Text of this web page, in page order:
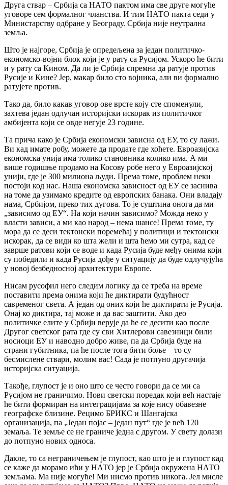
Друга ствар – Србија са НАТО пактом има све друге могуће
уговоре сем формалног чланства. И тим НАТО пакта седи у
Министарству одбране у Београду. Србија није неутрална
земља.
Што је најгоре, Србија је опредељена за један политичко-
економско-војни блок који је у рату са Русијом. Ускоро ће бити
и у рату са Кином. Да ли је Србија спремна да ратује против
Русије и Кине? Јер, макар било сто војника, али ви формално
ратујете против.
Тако да, било какав уговор ове врсте коју сте споменули,
захтева један одлучан историјски искорак из политичког
амбијента који се овде негује 23 године.
Та прича како је Србија економски зависна од ЕУ, то су лажи.
Ви кад имате робу, можете да продате где хоћете. Евроазијска
економска унија има толико становника колико има. А ми
више годишње продамо на Косову робе него у Евроазијској
унији, где је 300 милиона људи. Према томе, проблем неки
постоји код нас. Наша економска зависност од ЕУ се заснива
на томе да узимамо кредите од европских банака. Они владају
нама, Србијом, преко тих дугова. То је суштина онога да ми
„зависимо од ЕУ“. На који начин зависимо? Можда неко у
власти зависи, а ми као народ – нема шансе! Према томе, ту
мора да се деси тектонски поремећај у политици и тектонски
искорак, да се види ко шта жели и шта ћемо ми сутра, кад се
заврше ратови који се воде и када Русија буде међу онима који
су победили и када Русија дође у ситуацију да буде одлучујућа
у новој безбедносној архитектури Европе.
Нисам русофил него следим логику да се треба на време
поставити према онима који ће диктирати будућност
савременог света. А један од оних који ће диктирати је Русија.
Онај ко диктира, тај може и да вас заштити. Ако део
политичке елите у Србији верује да ће се десити као после
Другог светског рата где су сви Хитлерови савезници били
носиоци ЕУ и наводно добро живе, па да Србија буде на
страни губитника, па ће после тога бити боље – то су
бесмислене ствари, молим вас! Сада је потпуно другачија
историјска ситуација.
Такође, глупост је и оно што се често говори да се ми са
Русијом не граничимо. Нови светски поредак који већ настаје
ће бити формиран на интеграцијама за које нису обавезне
географске близине. Рецимо БРИКС и Шангајска
организација, па „Један појас – један пут“ где је већ 120
земаља. Те земље се не граниче једна с другом. У свету долази
до потпуно нових односа.
Дакле, то са неграничењем је глупост, као што је и глупост кад
се каже да морамо ићи у НАТО јер је Србија окружена НАТО
земљама. Ма није могуће! Ми нисмо против никога. Јел мисле